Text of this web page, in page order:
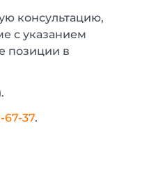
консультацию,
с указанием
позиции в
67-37.